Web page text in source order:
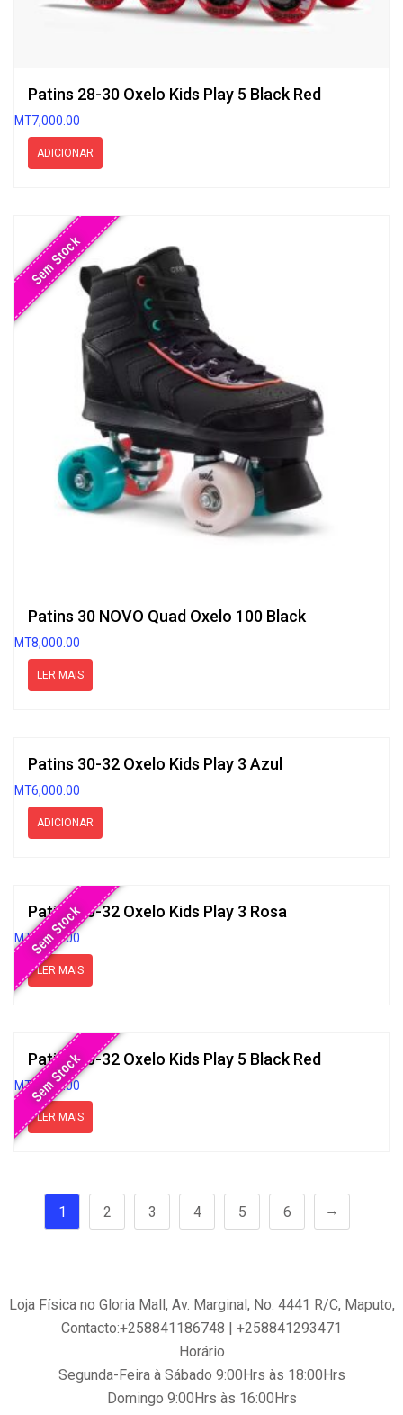
Patins 28-30 Oxelo Kids Play 5 Black Red
MT7,000.00
ADICIONAR
Sem Stock
Patins 30 NOVO Quad Oxelo 100 Black
MT8,000.00
LER MAIS
Patins 30-32 Oxelo Kids Play 3 Azul
MT6,000.00
ADICIONAR
Sem Stock
Patins 30-32 Oxelo Kids Play 3 Rosa
MT6,000.00
LER MAIS
Sem Stock
Patins 30-32 Oxelo Kids Play 5 Black Red
MT7,000.00
LER MAIS
1 2 3 4 5 6 →
Loja Física no Gloria Mall, Av. Marginal, No. 4441 R/C, Maputo,
Contacto:+258841186748 | +258841293471
Horário
Segunda-Feira à Sábado 9:00Hrs às 18:00Hrs
Domingo 9:00Hrs às 16:00Hrs